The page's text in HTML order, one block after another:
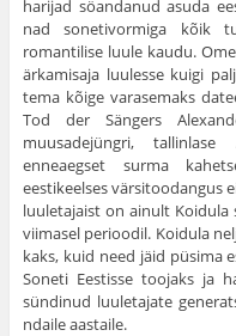
harijad söandanud asuda
nad sonetivormiga kõik
romantilise luule kaudu.
ärkamisaja luulesse kuigi
tema kõige varasemaks
Tod der Sängers
muusadejüngri, tallinlase
enneaegset surma
eestikeelses värsitoodangus
luuletajaist on ainult
viimasel perioodil. Koidula
kaks, kuid need jäid püsima
Soneti Eestisse toojaks ja
sündinud luuletajate
ndaile aastaile.